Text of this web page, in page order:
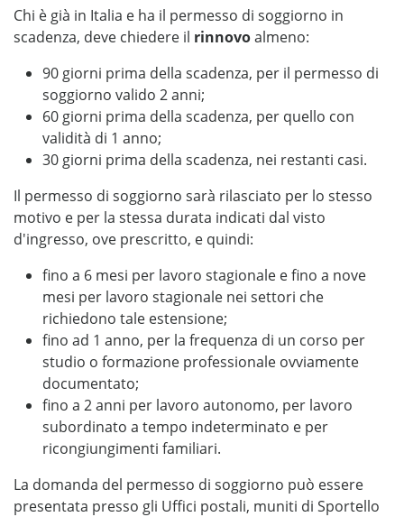
Chi è già in Italia e ha il permesso di soggiorno in
scadenza, deve chiedere il rinnovoalmeno:
90 giorni prima della scadenza, per il permesso di
soggiorno valido 2 anni;
60 giorni prima della scadenza, per quello con
validità di 1 anno;
30 giorni prima della scadenza, nei restanti casi.
Il permesso di soggiorno sarà rilasciato per lo stesso
motivo e per la stessa durata indicati dal visto
d'ingresso, ove prescritto, e quindi:
fino a 6 mesi per lavoro stagionale e fino a nove
mesi per lavoro stagionale nei settori che
richiedono tale estensione;
fino ad 1 anno, per la frequenza di un corso per
studio o formazione professionale ovviamente
documentato;
fino a 2 anni per lavoro autonomo, per lavoro
subordinato a tempo indeterminato e per
ricongiungimenti familiari.
La domanda del permesso di soggiorno può essere
presentata presso gli Uffici postali, muniti di Sportello